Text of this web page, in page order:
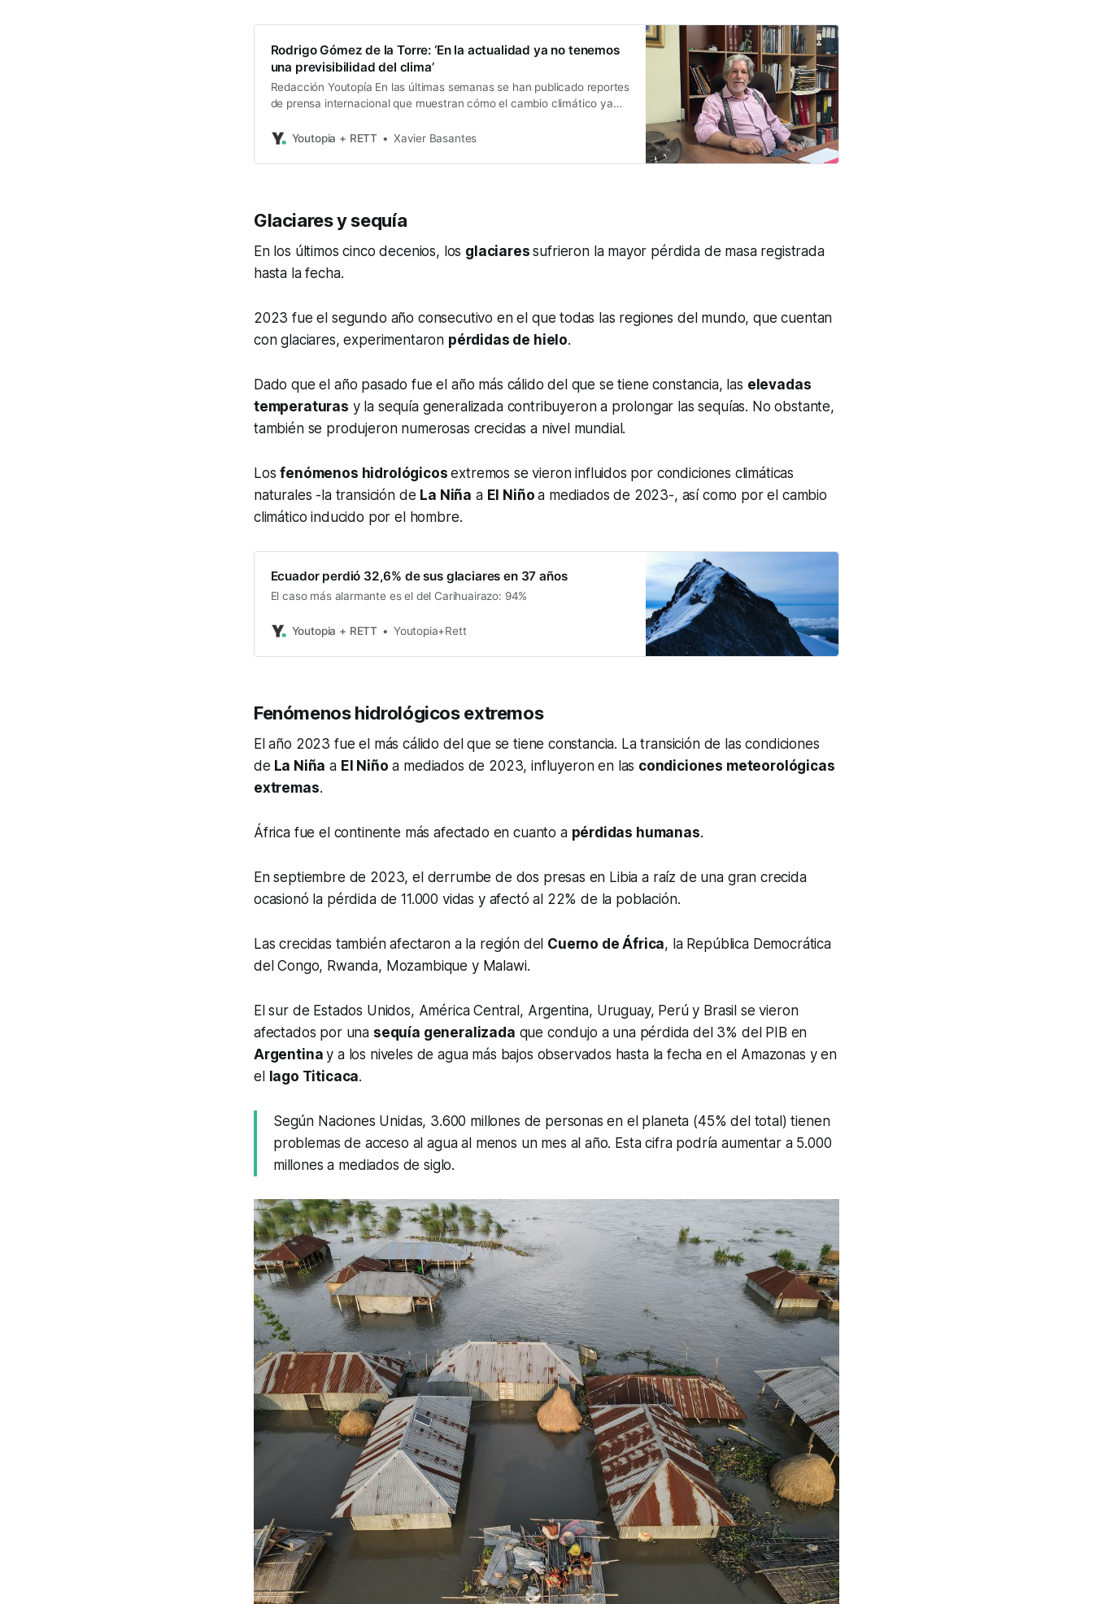
Rodrigo Gómez de la Torre: ‘En la actualidad ya no tenemos
una previsibilidad del clima’
Redacción Youtopía En las últimas semanas se han publicado reportes
de prensa internacional que muestran cómo el cambio climático ya
ABC de España y Semana de Colombia daban cuenta de los efectos
Youtopia + RETT Xavier Basantes
Glaciares y sequía
En los últimos cinco decenios, los glaciaressufrieron la mayor pérdida de masa registrada
hasta la fecha.
2023 fue el segundo año consecutivo en el que todas las regiones del mundo, que cuentan
con glaciares, experimentaron pérdidas de hielo.
Dado que el año pasado fue el año más cálido del que se tiene constancia, las elevadas
temperaturas y la sequía generalizada contribuyeron a prolongar las sequías. No obstante,
también se produjeron numerosas crecidas a nivel mundial.
Losfenómenos hidrológicosextremos se vieron influidos por condiciones climáticas
naturales -la transición de La Niña a El Niñoa mediados de 2023-, así como por el cambio
climático inducido por el hombre.
Ecuador perdió 32,6% de sus glaciares en 37 años
El caso más alarmante es el del Carihuairazo: 94%
Youtopia + RETT Youtopia+Rett
Fenómenos hidrológicos extremos
El año 2023 fue el más cálido del que se tiene constancia. La transición de las condiciones
de La Niña a El Niño a mediados de 2023, influyeron en las condiciones meteorológicas
extremas.
África fue el continente más afectado en cuanto a pérdidas humanas.
En septiembre de 2023, el derrumbe de dos presas en Libia a raíz de una gran crecida
ocasionó la pérdida de 11.000 vidas y afectó al 22% de la población.
Las crecidas también afectaron a la región del Cuerno de África, la República Democrática
del Congo, Rwanda, Mozambique y Malawi.
El sur de Estados Unidos, América Central, Argentina, Uruguay, Perú y Brasil se vieron
afectados por una sequía generalizada que condujo a una pérdida del 3% del PIB en
Argentinay a los niveles de agua más bajos observados hasta la fecha en el Amazonas y en
el lago Titicaca.
Según Naciones Unidas, 3.600 millones de personas en el planeta (45% del total) tienen
problemas de acceso al agua al menos un mes al año. Esta cifra podría aumentar a 5.000
millones a mediados de siglo.